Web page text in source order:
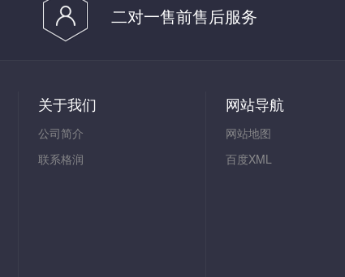
二对一售前售后服务
关于我们
公司简介
联系格润
网站导航
网站地图
百度XML